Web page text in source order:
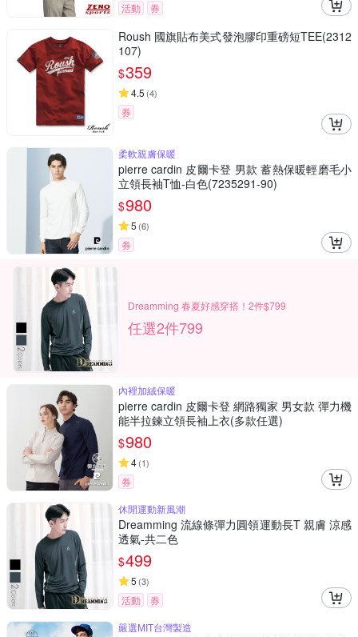
活動 券
Roush 國旗貼布美式發泡膠印重磅短TEE(2312
107)
$359
4.5 (4)
券
柔軟親膚保暖
pierre cardin 皮爾卡登 男款 蓄熱保暖輕磨毛小
立領長袖T恤-白色(7235291-90)
$980
5 (6)
券
Dreamming 春夏好感穿搭！2件$799
任選2件799
內裡加絨保暖
pierre cardin 皮爾卡登 網路獨家 男女款 彈力機
能半拉鍊立領長袖上衣(多款任選)
$980
4(1)
券
休閒運動新風潮
Dreamming 流線條彈力圓領運動長T 親膚 涼感
透氣-共二色
$499
5 (3)
活動
券
嚴選MIT台灣製造